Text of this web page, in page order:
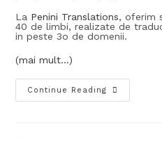
La Penini Translations, oferim
40 de limbi, realizate de
in peste 3o de domenii.
(mai mult…)
Continue Reading